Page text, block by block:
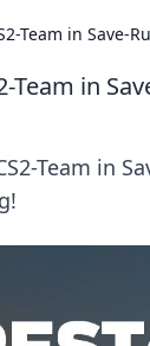
Team in Save-
Team in
Team in